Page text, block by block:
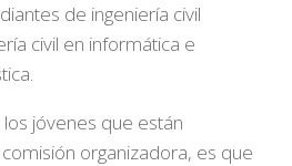
de ingeniería civil
civil en informática e
jóvenes que están
organizadora, es que